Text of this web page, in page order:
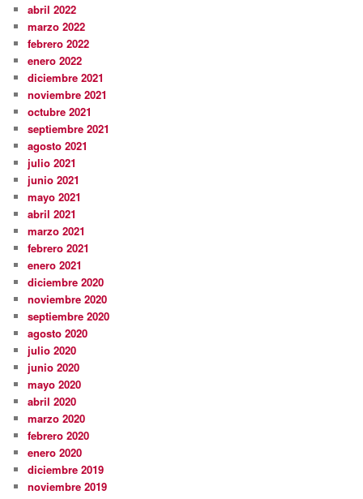
abril 2022
marzo 2022
febrero 2022
enero 2022
diciembre 2021
noviembre 2021
octubre 2021
septiembre 2021
agosto 2021
julio 2021
junio 2021
mayo 2021
abril 2021
marzo 2021
febrero 2021
enero 2021
diciembre 2020
noviembre 2020
septiembre 2020
agosto 2020
julio 2020
junio 2020
mayo 2020
abril 2020
marzo 2020
febrero 2020
enero 2020
diciembre 2019
noviembre 2019